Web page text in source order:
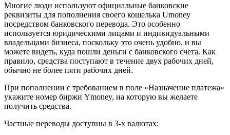
Многие люди используют официальные банковские
реквизиты для пополнения своего кошелька Umoney
посредством банковского перевода. Это особенно
используется юридическими лицами и индивидуальными
владельцами бизнеса, поскольку это очень удобно, и вы
можете видеть, куда пошли деньги с банковского счета. Как
правило, средства поступают в течение двух рабочих дней,
обычно не более пяти рабочих дней.
При пополнении с требованием в поле «Назначение платежа»
укажите номер биржи Ymoney, на которую вы желаете
получить средства.
Частные переводы доступны в 3-х валютах: